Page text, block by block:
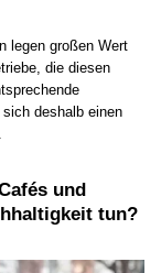
legen großen Wert
die diesen
deshalb einen
und
tun?